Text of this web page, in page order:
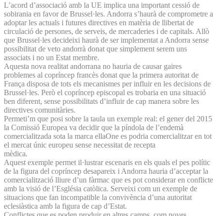
L’acord d’associació amb la UE implica una important cessió de
sobirania en favor de Brussel·les. Andorra s’haurà de comprometre a
adoptar les actuals i futures directives en matèria de llibertat de
circulació de persones, de serveis, de mercaderies i de capitals. Allò
que Brussel·les decideixi haurà de ser implementat a Andorra sense
possibilitat de veto andorrà donat que simplement serem uns
associats i no un Estat membre.
Aquesta nova realitat andorrana no hauria de causar gaires
problemes al copríncep francès donat que la primera autoritat de
França disposa de tots els mecanismes per influir en les decisions de
Brussel·les. Però el copríncep episcopal es trobaria en una situació
ben diferent, sense possibilitats d’influir de cap manera sobre les
directives comunitàries.
Permeti’m que posi sobre la taula un exemple real: el gener del 2015
la Comissió Europea va decidir que la píndola de l’endemà
comercialitzada sota la marca ellaOne es podria comercialitzar en tot
el mercat únic europeu sense necessitat de recepta
mèdica.
Aquest exemple permet il·lustrar escenaris en els quals el pes polític
de la figura del copríncep desapareix i Andorra hauria d’acceptar la
comercialització lliure d’un fàrmac que es pot considerar en conflicte
amb la visió de l’Església catòlica. Serveixi com un exemple de
situacions que fan incompatible la convivència d’una autoritat
eclesiàstica amb la figura de cap d’Estat.